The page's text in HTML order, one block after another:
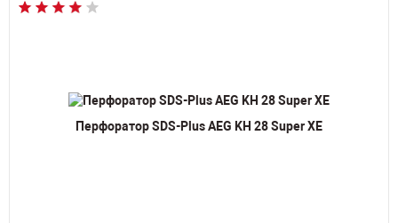
Перфоратор SDS-Plus AEG KH 28 Super XE